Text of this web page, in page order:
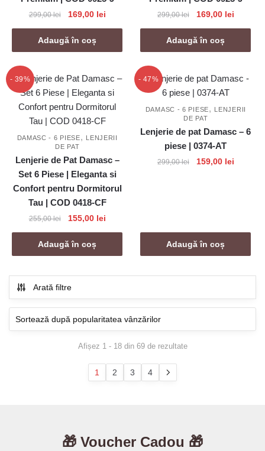
299,00lei
Prețul
inițial
a
fost:
169,00 leiPrețul
curent
169,00 lei.
Adaugă în coș
299,00lei
Prețul
inițial
a
fost:
169,00 leiPrețul
curent
169,00
Adaugă în coș
- 39%
DAMASC - 6 PIESE,
LENJERII
DE PAT
Lenjerie de Pat Damasc –
Set 6 Piese | Eleganta si
Confort pentru Dormitorul
Tau | COD 0418-CF
255,00lei
Prețul
inițial
a
fost:
155,00 leiPrețul
curent
155,00 lei.
Adaugă în coș
- 47%
DAMASC - 6 PIESE,
LENJERII
DE PAT
Lenjerie de pat Damasc – 6
piese | 0374-AT
299,00lei
Prețul
159,00 leiPrețul
Adaugă în coș
Arată filtre
Afișez 1 - 18 din 69 de rezultateSortat
1 2 3 4
🎁 Voucher Cadou 🎁